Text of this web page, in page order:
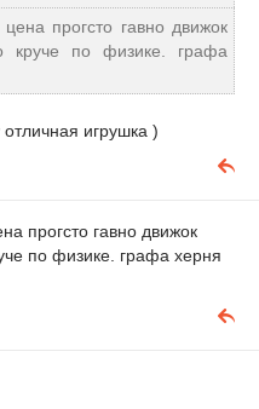
прогсто гавно движок
круче по физике. графа
игрушка )
прогсто гавно движок
по физике. графа херня